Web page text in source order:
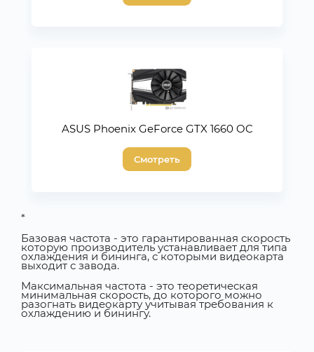
ASUS Phoenix GeForce GTX 1660 OC
Смотреть
*
Базовая частота - это гарантированная скорость
которую производитель устанавливает для типа
охлаждения и бининга, с которыми видеокарта
выходит с завода.
Максимальная частота - это теоретическая
минимальная скорость, до которого можно
разогнать видеокарту учитывая требования к
охлаждению и бинингу.